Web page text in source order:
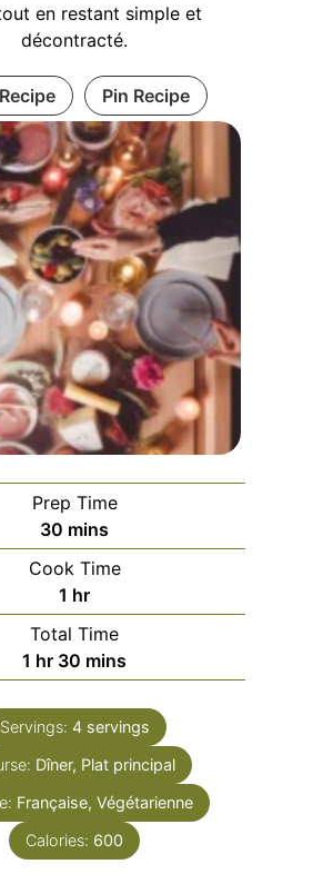
en restant simple et
décontracté.
Pin Recipe
Prep Time
30 minutes
mins
Cook Time
1 hour
hr
Total Time
1 hour
hr 30 minutes
mins
Servings: 4 servings
Dîner, Plat principal
Française, Végétarienne
Calories: 600